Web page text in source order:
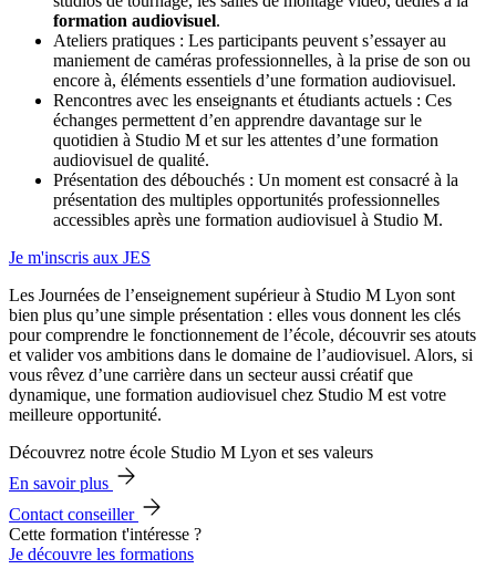
formation audiovisuel.
Ateliers pratiques : Les participants peuvent s’essayer au
maniement de caméras professionnelles, à la prise de son ou
encore à, éléments essentiels d’une formation audiovisuel.
Rencontres avec les enseignants et étudiants actuels : Ces
échanges permettent d’en apprendre davantage sur le
quotidien à Studio M et sur les attentes d’une formation
audiovisuel de qualité.
Présentation des débouchés : Un moment est consacré à la
présentation des multiples opportunités professionnelles
accessibles après une formation audiovisuel à Studio M.
Je m'inscris aux JES
Les Journées de l’enseignement supérieur à Studio M Lyon sont
bien plus qu’une simple présentation : elles vous donnent les clés
pour comprendre le fonctionnement de l’école, découvrir ses atouts
et valider vos ambitions dans le domaine de l’audiovisuel. Alors, si
vous rêvez d’une carrière dans un secteur aussi créatif que
dynamique, une formation audiovisuel chez Studio M est votre
meilleure opportunité.
Découvrez notre école Studio M Lyon et ses valeurs
En savoir plus
Contact conseiller
Cette formation t'intéresse ?
Je découvre les formations